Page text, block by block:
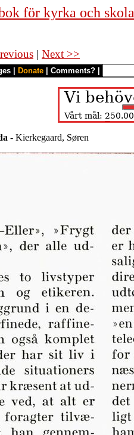
för kyrka och skola
| Next >>
Donate Comments?
- Kierkegaard, Søren